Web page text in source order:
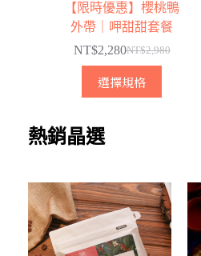
【限時優惠】櫻桃鴨
外帶｜呷甜甜套餐
NT$2,980
始
價
NT$2,280
前
價
選擇規格
此
產
款
式。
可
在
熱銷晶選